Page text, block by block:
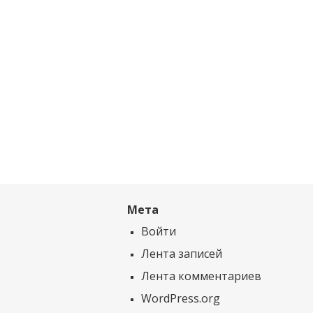
Мета
Войти
Лента записей
Лента комментариев
WordPress.org